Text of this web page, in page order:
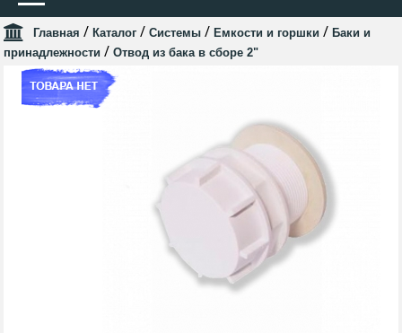
Главная / Каталог / Системы / Емкости и горшки / Баки и
принадлежности / Отвод из бака в сборе 2"